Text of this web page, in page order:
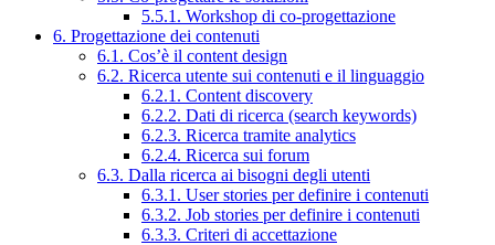
5.5.1. Workshop di co-progettazione
6. Progettazione dei contenuti
6.1. Cos’è il content design
6.2. Ricerca utente sui contenuti e il linguaggio
6.2.1. Content discovery
6.2.2. Dati di ricerca (search keywords)
6.2.3. Ricerca tramite analytics
6.2.4. Ricerca sui forum
6.3. Dalla ricerca ai bisogni degli utenti
6.3.1. User stories per definire i contenuti
6.3.2. Job stories per definire i contenuti
6.3.3. Criteri di accettazione